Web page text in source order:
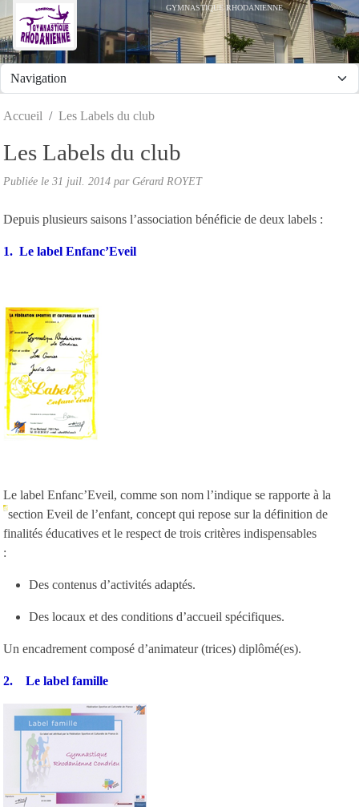
GYMNASTIQUE RHODANIENNE
Accueil Les Labels du club
Les Labels du club
Publiée le 31 juil. 2014 parGérard ROYET
Depuis plusieurs saisons l’association bénéficie de deux labels :
1. Le label Enfanc’Eveil
Le label Enfanc’Eveil, comme son nom l’indique se rapporte à la
section Eveil de l’enfant, concept qui repose sur la définition de
finalités éducatives et le respect de trois critères indispensables
:
Des contenus d’activités adaptés.
Des locaux et des conditions d’accueil spécifiques.
Un encadrement composé d’animateur (trices) diplômé(es).
2. Le label famille
Panneau de gestion des cookies